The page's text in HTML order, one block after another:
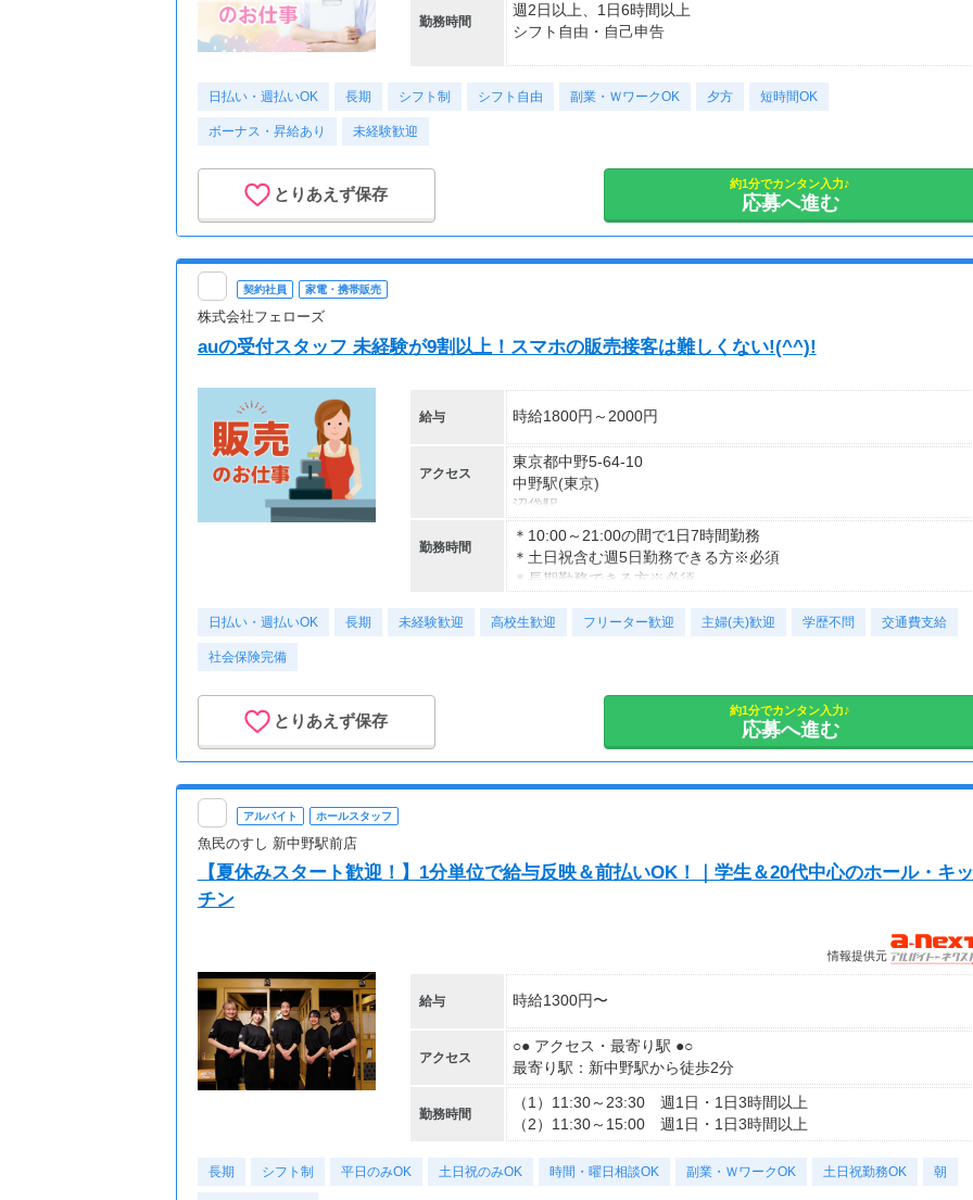
≪収入例≫
◎日勤／経験者の場合
・日収(1,800*8)円（時給1,800円×8h）
・月収316,800円（日収(1,800*8)円×月22回勤務）
※資格手当あり（時給50円～UP/資格の種類によって異なる）
※週払いOK（規定あり）
→金曜日締め最短翌週火曜日にお給料GET♪
※車・バイク通勤に関して施設により異なる場合あり（応相談）
勤務時間
週2日以上、1日6時間以上
シフト自由・自己申告
応募後、あなたの希望をお伺いして、
※勤務時間に合わせて30分～1ｈの休憩あり
※この時間内で、働けるご希望時間帯をもとにお探し致します。
◇9：00～16：00など
◇7：00～14：00など
夕方からWワークの方に最適！
◇10：00～19：00など
しっかりフルタイム勤務も可能！
あなたの希望のシフト時間を叶えます！
応募後になんでも相談してくださいね！
※上記はシフトの一例です。
日払い・週払いOK 長期 シフト制 シフト自由 副業・ＷワークOK 夕方 短時間OK
ボーナス・昇給あり 未経験歓迎
とりあえず保存
約1分でカンタン入力♪
応募へ進む
契約社員 家電・携帯販売
株式会社フェローズ
auの受付スタッフ 未経験が9割以上！スマホの販売接客は難しくない!(^^)!
給与 時給1800円～2000円
アクセス
東京都中野5-64-10
中野駅(東京)
沼袋駅
新井薬師前駅
勤務時間
＊10:00～21:00の間で1日7時間勤務
＊土日祝含む週5日勤務できる方※必須
＊長期勤務できる方※必須
日払い・週払いOK 長期 未経験歓迎 高校生歓迎 フリーター歓迎 主婦(夫)歓迎 学歴不問 交通費支給
社会保険完備
とりあえず保存
約1分でカンタン入力♪
応募へ進む
アルバイト ホールスタッフ
魚民のすし 新中野駅前店
【夏休みスタート歓迎！】1分単位で給与反映＆前払いOK！｜学生＆20代中心のホール・キッ
チン
情報提供元
給与 時給1300円〜
アクセス
○● アクセス・最寄り駅 ●○
最寄り駅：新中野駅から徒歩2分
勤務時間
（1）11:30～23:30 週1日・1日3時間以上
（2）11:30～15:00 週1日・1日3時間以上
長期 シフト制 平日のみOK 土日祝のみOK 時間・曜日相談OK 副業・ＷワークOK 土日祝勤務OK 朝